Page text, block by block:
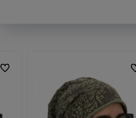
Do ulubionych
Do ulubionych